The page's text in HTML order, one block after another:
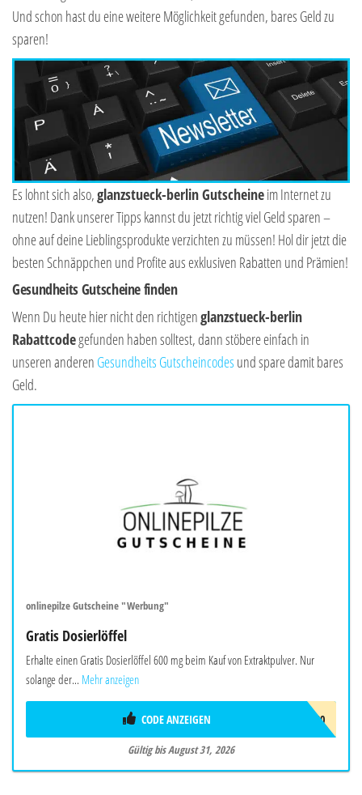
Und schon hast du eine weitere Möglichkeit gefunden, bares Geld zu
sparen!
Es lohnt sich also,glanzstueck-berlin Gutscheineim Internet zu
nutzen! Dank unserer Tipps kannst du jetzt richtig viel Geld sparen –
ohne auf deine Lieblingsprodukte verzichten zu müssen! Hol dir jetzt die
besten Schnäppchen und Profite aus exklusiven Rabatten und Prämien!
Gesundheits Gutscheine finden
Wenn Du heute hier nicht den richtigenglanzstueck-berlin
Rabattcodegefunden haben solltest, dann stöbere einfach in
unseren anderen Gesundheits Gutscheincodes und spare damit bares
Geld.
onlinepilze Gutscheine "Werbung"
Gratis Dosierlöffel
Erhalte einen Gratis Dosierlöffel 600 mg beim Kauf von Extraktpulver. Nur
solange der... Mehr anzeigen
DOSIERLÖFFEL-600
CODE ANZEIGEN
Gültig bis August 31, 2026